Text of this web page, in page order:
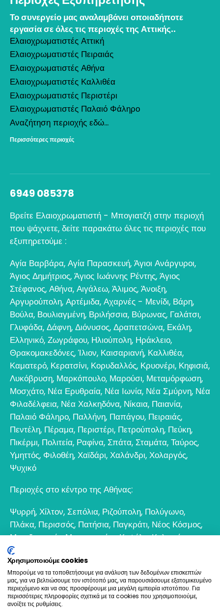
Το συνεργείο μας αναλαμβάνει οποιαδήποτε
εργασία σε όλες τις περιοχές της Αττικής..
Ελαιοχρωματιστές Αττική
Ελαιοχρωματιστές Πειραιάς
Ελαιοχρωματιστές Αθήνα
Ελαιοχρωματιστές Καλλιθέα
Ελαιοχρωματιστές Περιστέρι
Ελαιοχρωματιστές Παλαιό Φάληρο
Αναζήτηση περιοχής εδώ...
Περισσότερες περιοχές
6949 085378
Βρείτε Ελαιοχρωματιστή - Μπογιατζή στην περιοχή
που ψάχνετε, δείτε παρακάτω όλες τις περιοχές που
εξυπηρετούμε :
Αγία Βαρβάρα, Αγία Παρασκευή, Άγιοι Ανάργυροι,
Άγιος Δημήτριος, Άγιος Ιωάννης Ρέντης, Άγιος
Στέφανος, Αθήνα, Αιγάλεω, Άλιμος, Άνοιξη,
Αργυρούπολη, Αρτέμιδα, Αχαρνές - Μενίδι, Βάρη,
Βούλα, Βουλιαγμένη, Βριλήσσια, Βύρωνας, Γαλάτσι,
Γλυφάδα, Δάφνη, Διόνυσος, Δραπετσώνα, Εκάλη,
Ελληνικό, Ζωγράφου, Ηλιούπολη, Ηράκλειο,
Θρακομακεδόνες,Ίλιον, Καισαριανή, Καλλιθέα,
Καματερό, Κερατσίνι, Κορυδαλλός, Κρυονέρι, Κηφισιά,
Λυκόβρυση, Μαρκόπουλο, Μαρούσι, Μεταμόρφωση,
Μοσχάτο, Νέα Ερυθραία, Νέα Ιωνία, Νέα Σμύρνη, Νέα
Φιλαδέλφεια, Νέα Χαλκηδόνα, Νίκαια, Παιανία,
Παλαιό Φάληρο, Παλλήνη, Παπάγου, Πειραιάς,
Πεντέλη, Πέραμα, Περιστέρι, Πετρούπολη, Πεύκη,
Πικέρμι, Πολιτεία, Ραφίνα, Σπάτα, Σταμάτα, Ταύρος,
Υμηττός, Φιλοθέη, Χαϊδάρι, Χαλάνδρι, Χολαργός,
Ψυχικό
Περιοχές στο κέντρο της Αθήνας:
Ψυρρή, Χίλτον, Σεπόλια, Ριζούπολη, Πολύγωνο,
Πλάκα, Περισσός, Πατήσια, Παγκράτι, Νέος Κόσμος,
Μεταξουργείο,Μοναστηράκι,Κυψέλη,Κολωνός,
Κολωνάκι
Βοτανικός
6932 698693
Χρησιμοποιούμε cookies
Μπορούμε να τα τοποθετήσουμε για ανάλυση των δεδομένων επισκεπτών
μας, για να βελτιώσουμε τον ιστότοπό μας, να παρουσιάσουμε εξατομικευμένο
περιεχόμενο και να σας προσφέρουμε μια μεγάλη εμπειρία ιστοτόπου. Για
περισσότερες πληροφορίες σχετικά με τα cookies που χρησιμοποιούμε,
ανοίξτε τις ρυθμίσεις.